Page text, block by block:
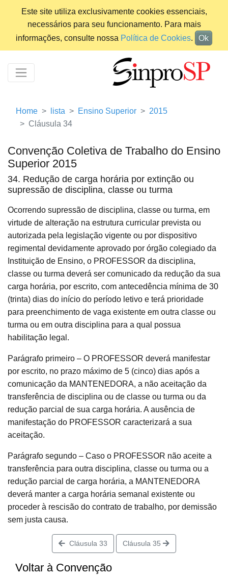
Este site utiliza exclusivamente cookies essenciais,
necessários para seu funcionamento. Para mais
informações, consulte nossa Política de Cookies. Ok
Home lista Ensino Superior
2015
Cláusula 34
Convenção Coletiva de Trabalho do Ensino
Superior 2015
34. Redução de carga horária por extinção ou
supressão de disciplina, classe ou turma
Ocorrendo supressão de disciplina, classe ou turma, em
virtude de alteração na estrutura curricular prevista ou
autorizada pela legislação vigente ou por dispositivo
regimental devidamente aprovado por órgão colegiado da
Instituição de Ensino, o PROFESSOR da disciplina,
classe ou turma deverá ser comunicado da redução da sua
carga horária, por escrito, com antecedência mínima de 30
(trinta) dias do início do período letivo e terá prioridade
para preenchimento de vaga existente em outra classe ou
turma ou em outra disciplina para a qual possua
habilitação legal.
Parágrafo primeiro – O PROFESSOR deverá manifestar
por escrito, no prazo máximo de 5 (cinco) dias após a
comunicação da MANTENEDORA, a não aceitação da
transferência de disciplina ou de classe ou turma ou da
redução parcial de sua carga horária. A ausência de
manifestação do PROFESSOR caracterizará a sua
aceitação.
Parágrafo segundo – Caso o PROFESSOR não aceite a
transferência para outra disciplina, classe ou turma ou a
redução parcial de carga horária, a MANTENEDORA
deverá manter a carga horária semanal existente ou
proceder à rescisão do contrato de trabalho, por demissão
sem justa causa.
Cláusula 33 Cláusula 35
Voltar à Convenção